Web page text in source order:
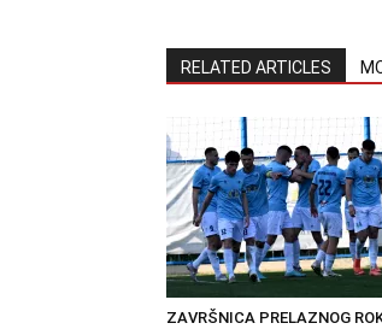
RELATED ARTICLES
ZAVRŠNICA PRELAZNOG